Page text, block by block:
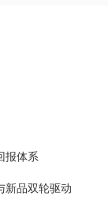
报体系
新品双轮驱动